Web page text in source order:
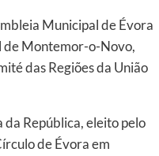
Municipal de Évora
de Montemor-o-Novo,
das Regiões da União
da República, eleito pelo
de Évora em